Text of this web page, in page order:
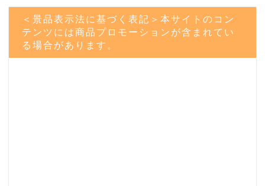
＜景品表示法に基づく表記＞本サイトのコン
テンツには商品プロモーションが含まれてい
る場合があります。